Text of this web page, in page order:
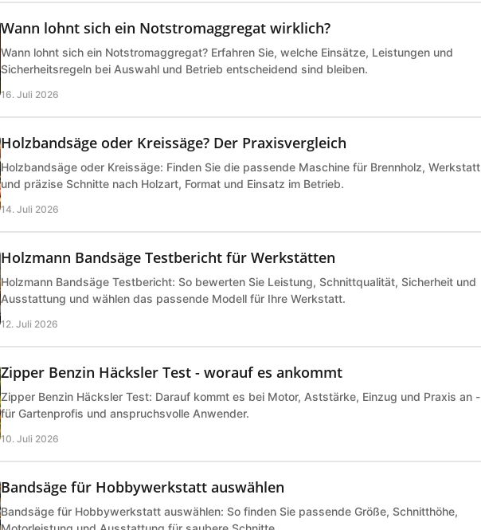
Wann lohnt sich ein Notstromaggregat wirklich?
Wann lohnt sich ein Notstromaggregat? Erfahren Sie, welche Einsätze, Leistungen und
Sicherheitsregeln bei Auswahl und Betrieb entscheidend sind bleiben.
16. Juli 2026
Holzbandsäge oder Kreissäge? Der Praxisvergleich
Holzbandsäge oder Kreissäge: Finden Sie die passende Maschine für Brennholz, Werkstatt
und präzise Schnitte nach Holzart, Format und Einsatz im Betrieb.
14. Juli 2026
Holzmann Bandsäge Testbericht für Werkstätten
Holzmann Bandsäge Testbericht: So bewerten Sie Leistung, Schnittqualität, Sicherheit und
Ausstattung und wählen das passende Modell für Ihre Werkstatt.
12. Juli 2026
Zipper Benzin Häcksler Test - worauf es ankommt
Zipper Benzin Häcksler Test: Darauf kommt es bei Motor, Aststärke, Einzug und Praxis an -
für Gartenprofis und anspruchsvolle Anwender.
10. Juli 2026
Bandsäge für Hobbywerkstatt auswählen
Bandsäge für Hobbywerkstatt auswählen: So finden Sie passende Größe, Schnitthöhe,